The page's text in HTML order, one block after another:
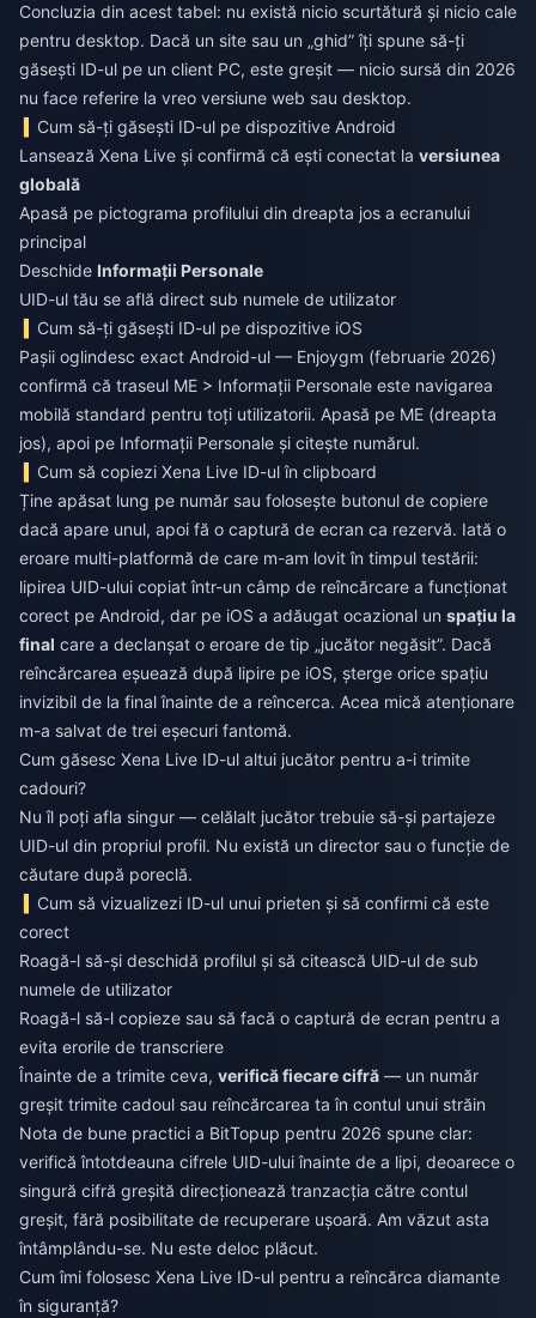
Concluzia din acest tabel: nu există nicio scurtătură și nicio cale
pentru desktop. Dacă un site sau un „ghid” îți spune să-ți
găsești ID-ul pe un client PC, este greșit — nicio sursă din 2026
nu face referire la vreo versiune web sau desktop.
Cum să-ți găsești ID-ul pe dispozitive Android
Lansează Xena Live și confirmă că ești conectat la versiunea
globală
Apasă pe pictograma profilului din dreapta jos a ecranului
principal
Deschide Informații Personale
UID-ul tău se află direct sub numele de utilizator
Cum să-ți găsești ID-ul pe dispozitive iOS
Pașii oglindesc exact Android-ul — Enjoygm (februarie 2026)
confirmă că traseul ME > Informații Personale este navigarea
mobilă standard pentru toți utilizatorii. Apasă pe ME (dreapta
jos), apoi pe Informații Personale și citește numărul.
Cum să copiezi Xena Live ID-ul în clipboard
Ține apăsat lung pe număr sau folosește butonul de copiere
dacă apare unul, apoi fă o captură de ecran ca rezervă. Iată o
eroare multi-platformă de care m-am lovit în timpul testării:
lipirea UID-ului copiat într-un câmp de reîncărcare a funcționat
corect pe Android, dar pe iOS a adăugat ocazional un spațiu la
final care a declanșat o eroare de tip „jucător negăsit”. Dacă
reîncărcarea eșuează după lipire pe iOS, șterge orice spațiu
invizibil de la final înainte de a reîncerca. Acea mică atenționare
m-a salvat de trei eșecuri fantomă.
Cum găsesc Xena Live ID-ul altui jucător pentru a-i trimite
cadouri?
Nu îl poți afla singur — celălalt jucător trebuie să-și partajeze
UID-ul din propriul profil. Nu există un director sau o funcție de
căutare după poreclă.
Cum să vizualizezi ID-ul unui prieten și să confirmi că este
corect
Roagă-l să-și deschidă profilul și să citească UID-ul de sub
numele de utilizator
Roagă-l să-l copieze sau să facă o captură de ecran pentru a
evita erorile de transcriere
Înainte de a trimite ceva, verifică fiecare cifră — un număr
greșit trimite cadoul sau reîncărcarea ta în contul unui străin
Nota de bune practici a BitTopup pentru 2026 spune clar:
verifică întotdeauna cifrele UID-ului înainte de a lipi, deoarece o
singură cifră greșită direcționează tranzacția către contul
greșit, fără posibilitate de recuperare ușoară. Am văzut asta
întâmplându-se. Nu este deloc plăcut.
Cum îmi folosesc Xena Live ID-ul pentru a reîncărca diamante
în siguranță?